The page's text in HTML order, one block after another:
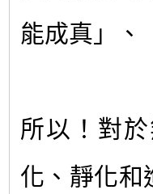
能成真」、
所以！對
化、靜化和